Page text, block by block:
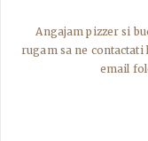
Angajam pizzer si
rugam sa ne contactati
email